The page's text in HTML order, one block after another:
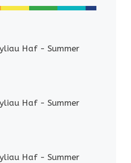
Haf - Summer
Haf - Summer
Haf - Summer